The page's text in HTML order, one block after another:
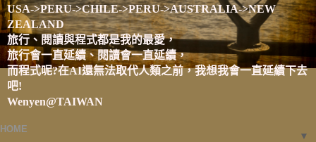
USA->PERU->CHILE->PERU->AUSTRALIA->NEW
ZEALAND
旅行、閱讀與程式都是我的最愛，
旅行會一直延續、閱讀會一直延續，
而程式呢?在AI還無法取代人類之前，我想我會一直延續下去
吧!
Wenyen@TAIWAN
HOME
▼